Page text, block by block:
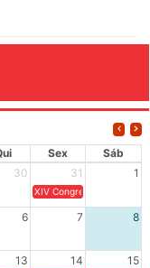
Sex
Sáb
30 31 1
XIV Congresso Brasileiro
6 7 8
13 14 15